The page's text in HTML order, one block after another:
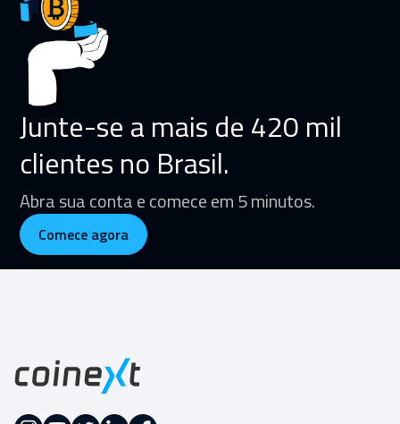
Junte-se a mais de 420 mil
clientes no Brasil.
Abra sua conta e comece em 5 minutos.
Comece agora